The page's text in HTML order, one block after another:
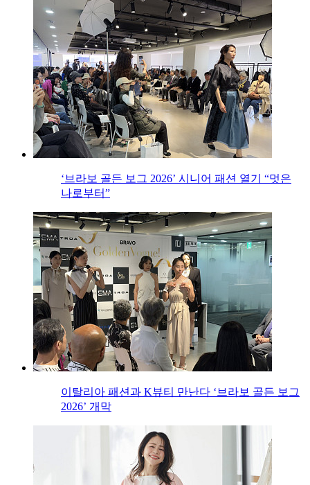
‘브라보 골든 보그 2026’ 시니어 패션 열기 “멋은
나로부터”
이탈리아 패션과 K뷰티 만난다 ‘브라보 골든 보그
2026’ 개막